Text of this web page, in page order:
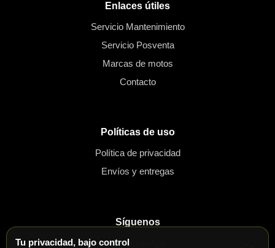
Tu privacidad, bajo control
Enlaces útiles
Servicio Mantenimiento
Servicio Posventa
Marcas de motos
Contacto
Políticas de uso
Política de privacidad
Envíos y entregas
Síguenos
WhatsApp